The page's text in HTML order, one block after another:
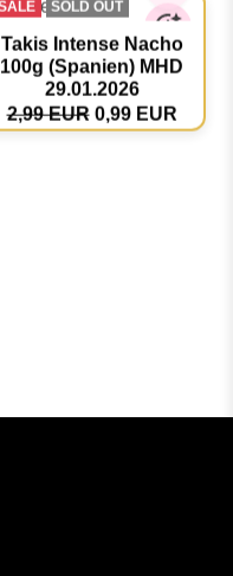
Takis Intense Nacho
100g (Spanien) MHD
29.01.2026
2,99 EUR 0,99 EUR